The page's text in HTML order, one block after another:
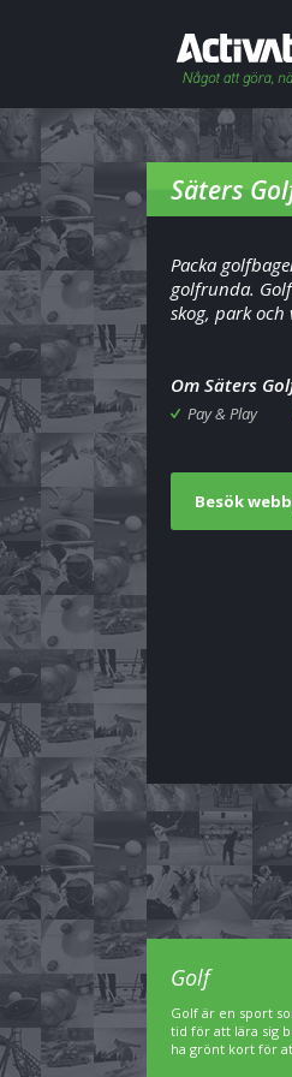
Säters
Packa
golfrunda.
skog, park och
Om Säters
Pay & Play
Besök
Golf
Golf är en sport
tid för att lära sig
ha grönt kort för